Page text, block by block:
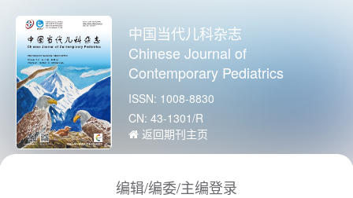
中国当代儿科杂志
Chinese Journal of
Contemporary Pediatrics
ISSN: 1008-8830
CN: 43-1301/R
返回期刊主页
编辑/编委/主编登录